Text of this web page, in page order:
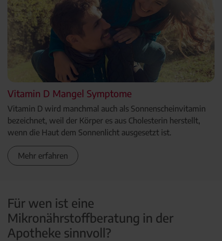
Vitamin D Mangel Symptome
Vitamin D wird manchmal auch als Sonnenscheinvitamin
bezeichnet, weil der Körper es aus Cholesterin herstellt,
wenn die Haut dem Sonnenlicht ausgesetzt ist.
Mehr erfahren
Für wen ist eine
Mikronährstoffberatung in der
Apotheke sinnvoll?